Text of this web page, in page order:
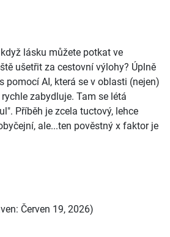
lásku můžete potkat ve
ušetřit za cestovní výlohy? Úplně
pomocí AI, která se v oblasti (nejen)
zabydluje. Tam se létá
Příběh je zcela tuctový, lehce
ale...ten pověstný x faktor je
Červen 19, 2026)